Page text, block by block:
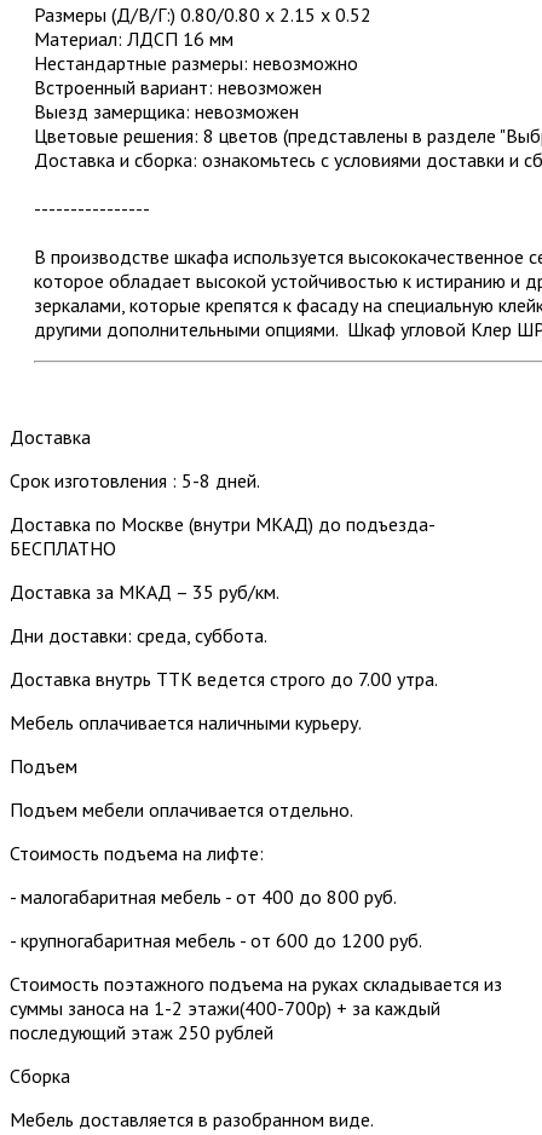
Размеры (Д/В/Г:) 0.80/0.80 х 2.15 х 0.52
Материал: ЛДСП 16 мм
Нестандартные размеры: невозможно
Встроенный вариант: невозможен
Выезд замерщика: невозможен
Цветовые решения: 8 цветов (представлены в разделе
Доставка и сборка: ознакомьтесь с условиями доставки и
----------------
В производстве шкафа используется
которое обладает высокой устойчивостью к истиранию
зеркалами, которые крепятся к фасаду на специальную
другими дополнительными опциями. Шкаф угловой Клер
Доставка
Срок изготовления : 5-8 дней.
Доставка по Москве (внутри МКАД) до подъезда-
БЕСПЛАТНО
Доставка за МКАД – 35 руб/км.
Дни доставки: среда, суббота.
Доставка внутрь ТТК ведется строго до 7.00 утра.
Мебель оплачивается наличными курьеру.
Подъем
Подъем мебели оплачивается отдельно.
Стоимость подъема на лифте:
- малогабаритная мебель - от 400 до 800 руб.
- крупногабаритная мебель - от 600 до 1200 руб.
Стоимость поэтажного подъема на руках складывается из
суммы заноса на 1-2 этажи(400-700р) + за каждый
последующий этаж 250 рублей
Сборка
Мебель доставляется в разобранном виде.